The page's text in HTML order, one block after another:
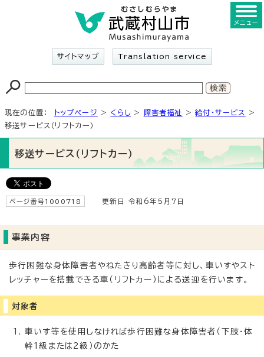
サイトマップ Translation service
メニュー
現在の位置： トップページ > くらし > 障害者福祉 >給付・サービス
>
移送サービス（リフトカー）
移送サービス（リフトカー）
ページ番号1000718 更新日 令和6年5月7日
事業内容
歩行困難な身体障害者やねたきり高齢者等に対し、車いすやスト
レッチャーを搭載できる車（リフトカー）による送迎を行います。
対象者
車いす等を使用しなければ歩行困難な身体障害者（下肢・体
幹1級または2級）のかた